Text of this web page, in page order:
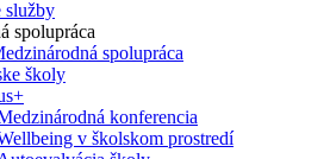
služby
spolupráca
spolupráca
školy
konferencia
v školskom prostredí